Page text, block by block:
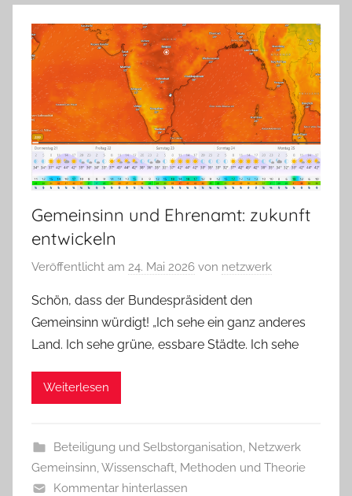
Gemeinsinn und Ehrenamt: zukunft
entwickeln
Veröffentlicht am 24. Mai 2026 von netzwerk
Schön, dass der Bundespräsident den
Gemeinsinn würdigt! „Ich sehe ein ganz anderes
Land. Ich sehe grüne, essbare Städte. Ich sehe
Weiterlesen
Beteiligung und Selbstorganisation, Netzwerk
Gemeinsinn,Wissenschaft, Methoden und Theorie
Kommentar hinterlassen